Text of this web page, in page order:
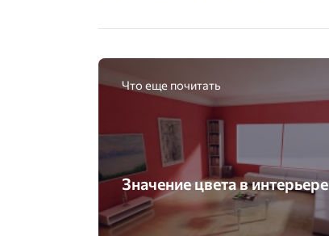
Что еще почитать
Значение цвета в интерьере